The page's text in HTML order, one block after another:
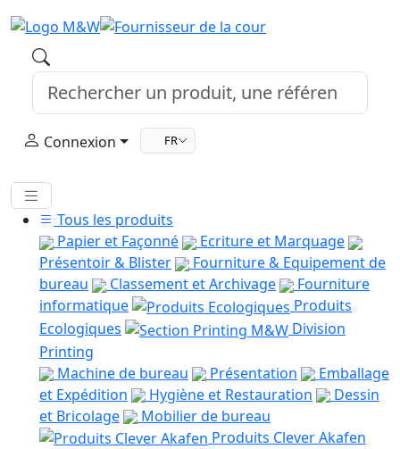
Connexion FR
Tous les produits
Papier et Façonné
Ecriture et Marquage
Présentoir & Blister
Fourniture & Equipement de
bureau
Classement et Archivage
Fourniture
informatique
Produits
Ecologiques
Division
Printing
Machine de bureau
Présentation
Emballage
et Expédition
Hygiène et Restauration
Dessin
et Bricolage
Mobilier de bureau
Produits Clever Akafen